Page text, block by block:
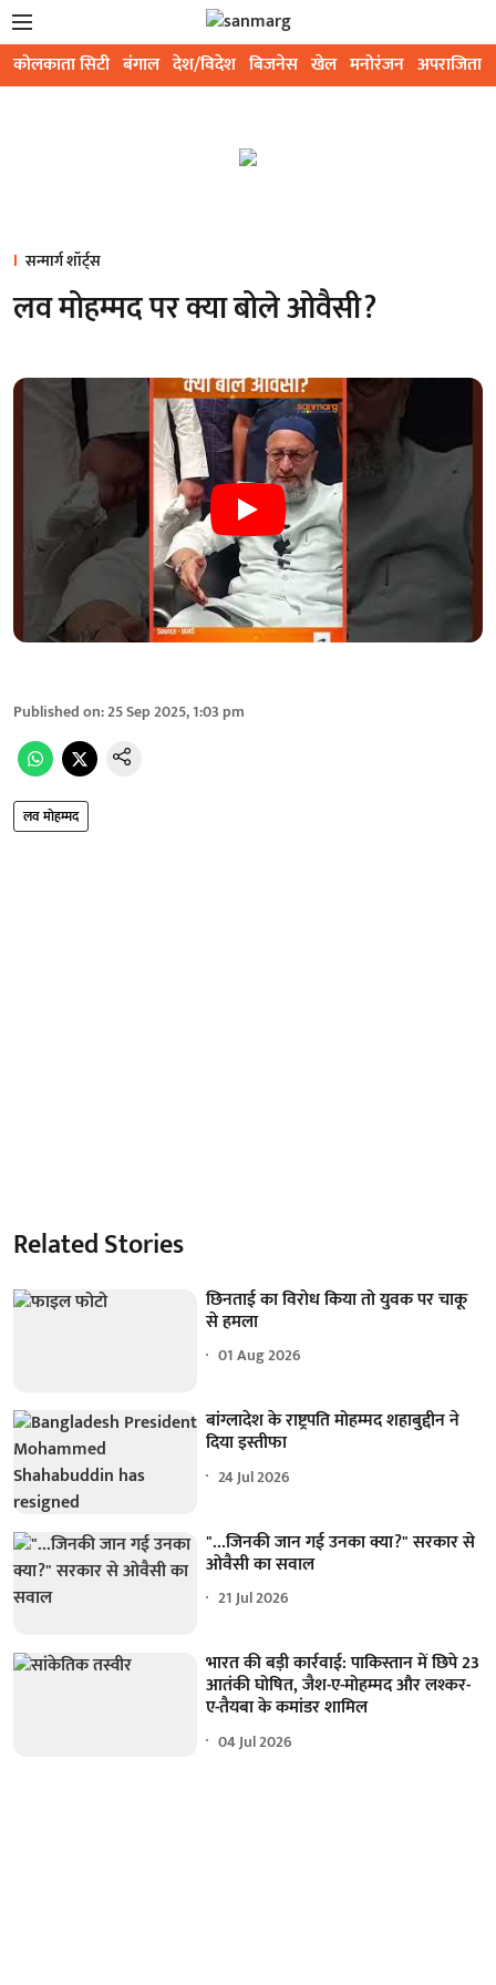
कोलकाता सिटी बंगाल देश/विदेश बिजनेस खेल मनोरंजन अपराजिता
सन्मार्ग शॉर्ट्स
लव मोहम्मद पर क्या बोले ओवैसी?
Published on:25 Sep 2025, 1:03 pm
लव मोहम्मद
Related Stories
छिनताई का विरोध किया तो युवक पर चाकू
से हमला
01 Aug 2026
बांग्लादेश के राष्ट्रपति मोहम्मद शहाबुद्दीन ने
दिया इस्तीफा
24 Jul 2026
"...जिनकी जान गई उनका क्या?" सरकार से
ओवैसी का सवाल
21 Jul 2026
भारत की बड़ी कार्रवाई: पाकिस्तान में छिपे 23
आतंकी घोषित, जैश-ए-मोहम्मद और लश्कर-
ए-तैयबा के कमांडर शामिल
04 Jul 2026